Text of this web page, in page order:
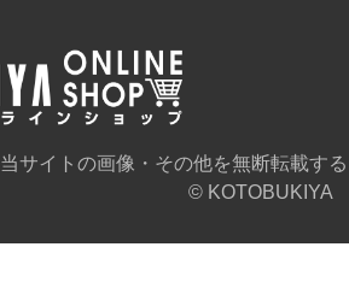
当サイトの画像・その他を無断転載す
© KOTOBUKIYA